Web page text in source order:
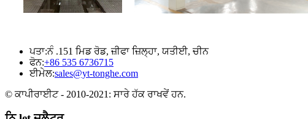
ਪਤਾ:ਨੰ .151 ਮਿਡ ਰੋਡ, ਜ਼ੀਫਾ ਜ਼ਿਲ੍ਹਾ, ਯਤੀਈ, ਚੀਨ
ਫੋਨ:+86 535 6736715
ਈਮੇਲ:sales@yt-tonghe.com
© ਕਾਪੀਰਾਈਟ - 2010-2021: ਸਾਰੇ ਹੱਕ ਰਾਖਵੇਂ ਹਨ.